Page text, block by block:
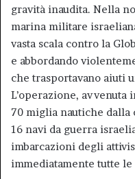
gravità inaudita. Nella
marina militare
vasta scala contro la
e abbordando
che trasportavano aiuti
L’operazione,
70 miglia nautiche dalla
16 navi da guerra
imbarcazioni degli
immediatamente tutte le